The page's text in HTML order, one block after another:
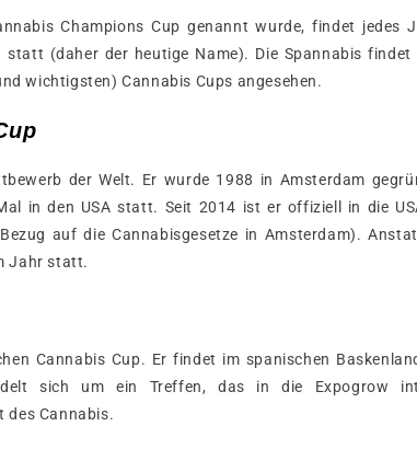
Champions Cup genannt wurde, findet jedes
statt (daher der heutige Name). Die Spannabis
wichtigsten) Cannabis Cups angesehen.
der Welt. Er wurde 1988 in Amsterdam
in den USA statt. Seit 2014 ist er offiziell in die
auf die Cannabisgesetze in Amsterdam).
Jahr statt.
Cannabis Cup. Er findet im spanischen
sich um ein Treffen, das in die Expogrow
des Cannabis.